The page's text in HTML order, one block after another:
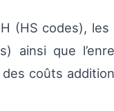
(HS codes), les
ainsi que
coûts